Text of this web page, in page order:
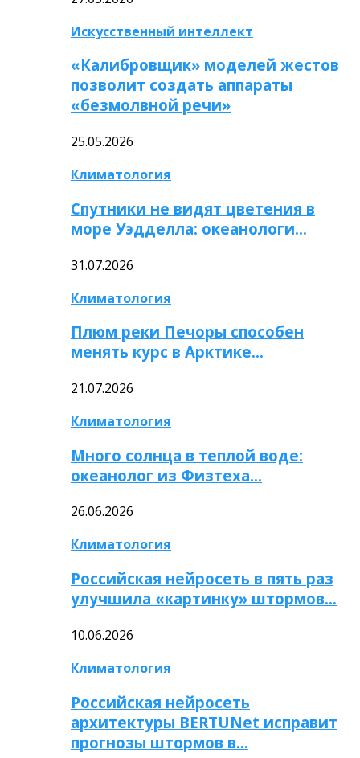
Искусственный интеллект
«Калибровщик» моделей жестов
позволит создать аппараты
«безмолвной речи»
25.05.2026
Климатология
Спутники не видят цветения в
море Уэдделла: океанологи…
31.07.2026
Климатология
Плюм реки Печоры способен
менять курс в Арктике…
21.07.2026
Климатология
Много солнца в теплой воде:
океанолог из Физтеха…
26.06.2026
Климатология
Российская нейросеть в пять раз
улучшила «картинку» штормов…
10.06.2026
Климатология
Российская нейросеть
архитектуры BERTUNet исправит
прогнозы штормов в…